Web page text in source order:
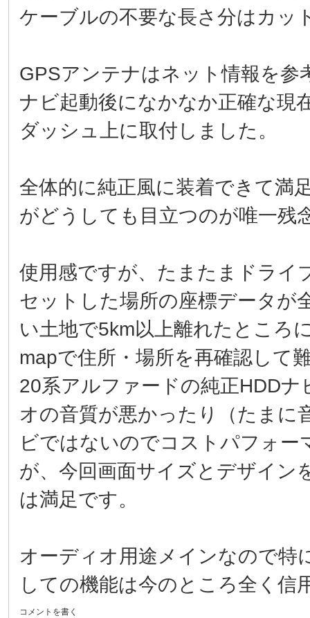
ケーブルの不要な長さ分はカッ
GPSアンテナはネット情報を参
ナビ起動後になかなか正確な現
ダッシュ上に取付しました。
全体的に純正風に装着できて満
がどうしても目立つのが唯一残
使用感ですが、たまたまドライ
セットした場所の座標データが
い土地で5km以上離れたところ
mapで住所・場所を再確認して
20系アルファードの純正HDD
オの音質が悪かったり（たまに
ビではないのでコストパフォ
が、今回画面サイズとデザイン
は満足です。
オーディオ用途メインなので特
しての機能は今のところ全く信
コメントを書く